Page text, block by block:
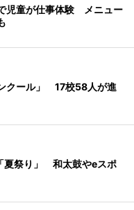
児童が仕事体験 メニュー
クール」 17校58人が進
夏祭り」 和太鼓やeスポ